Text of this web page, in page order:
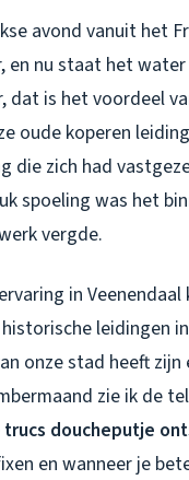
avond vanuit het
nu staat het
dat is het voordeel
oude koperen
die zich had
spoeling was het
vergde.
in
leidingen
onze stad heeft zijn
zie ik de
trucs doucheputje
en wanneer je